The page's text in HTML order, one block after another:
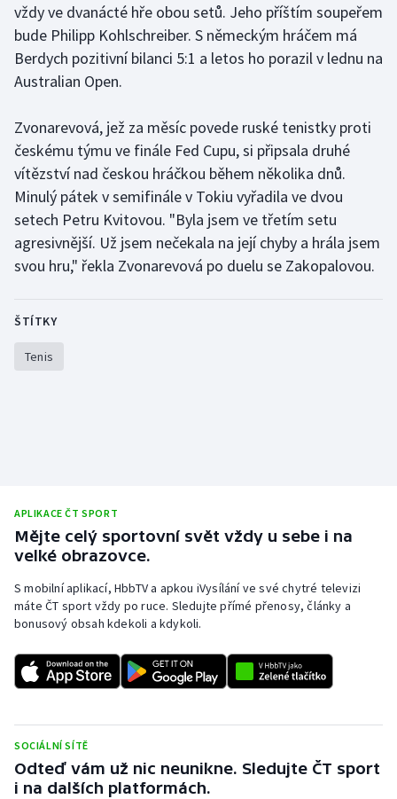
Gymnastika
Házená
Judo
Krasobruslení
Lezení
Lyže a snowboard
Moderní pětiboj
Motorsport
Plážový volejbal
Rychlobruslení
Rychlostní kanoistika
Sportovní střelba
Stolní tenis
vždy ve dvanácté hře obou setů. Jeho příštím soupeřem
bude Philipp Kohlschreiber. S německým hráčem má
Berdych pozitivní bilanci 5:1 a letos ho porazil v lednu na
Australian Open.
Zvonarevová, jež za měsíc povede ruské tenistky proti
českému týmu ve finále Fed Cupu, si připsala druhé
vítězství nad českou hráčkou během několika dnů.
Minulý pátek v semifinále v Tokiu vyřadila ve dvou
setech Petru Kvitovou. "Byla jsem ve třetím setu
agresivnější. Už jsem nečekala na její chyby a hrála jsem
svou hru," řekla Zvonarevová po duelu se Zakopalovou.
ŠTÍTKY
Tenis
APLIKACE ČT SPORT
Mějte celý sportovní svět vždy u sebe i na
velké obrazovce.
S mobilní aplikací, HbbTV a apkou iVysílání ve své chytré televizi
máte ČT sport vždy po ruce. Sledujte přímé přenosy, články a
bonusový obsah kdekoli a kdykoli.
SOCIÁLNÍ SÍTĚ
Odteď vám už nic neunikne. Sledujte ČT sport
i na dalších platformách.